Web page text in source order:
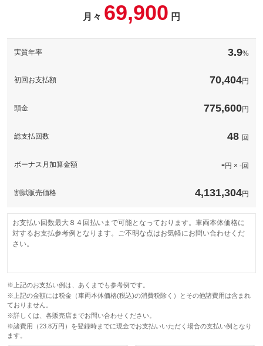
月々 69,900 円
実質年率 3.9%
初回お支払額 70,404円
頭金 775,600円
総支払回数 48 回
ボーナス月加算金額 -円 × -回
割賦販売価格 4,131,304円
お支払い回数最大８４回払いまで可能となっております。車両本体価格に
対するお支払参考例となります。ご不明な点はお気軽にお問い合わせくだ
さい。
※上記のお支払い例は、あくまでも参考例です。
※上記の金額には税金（車両本体価格(税込)の消費税除く）とその他諸費用は含まれ
ておりません。
※詳しくは、各販売店までお問い合わせください。
※諸費用（23.8万円）を登録時までに現金でお支払いいただく場合の支払い例となり
ます。